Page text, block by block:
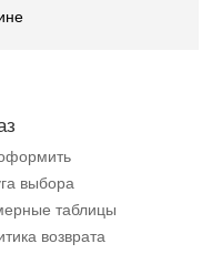
выбора
таблицы
возврата